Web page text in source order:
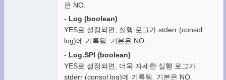
은 NO.
- Log (boolean)
YES로 설정되면, 실행 로그가 stderr (consol
log)에 기록됨. 기본은 NO.
- Log.SPI (boolean)
YES로 설정되면, 더욱 자세한 실행 로그가
stderr (consol log)에 기록됨. 기본은 NO.